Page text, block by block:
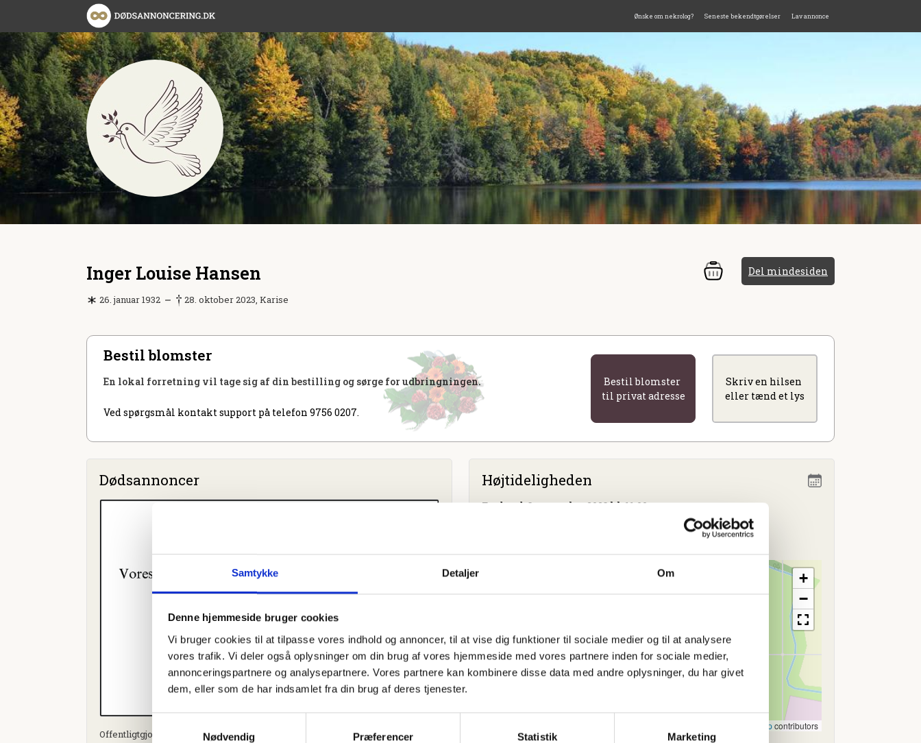
Samtykke Detaljer Om
Denne hjemmeside bruger cookies
Vi bruger cookies til at tilpasse vores indhold og annoncer, til at vise dig funktioner til sociale medier og til at analysere
vores trafik. Vi deler også oplysninger om din brug af vores hjemmeside med vores partnere inden for sociale medier,
annonceringspartnere og analysepartnere. Vores partnere kan kombinere disse data med andre oplysninger, du har givet
dem, eller som de har indsamlet fra din brug af deres tjenester.
Samtykkevalg
Nødvendig
Præferencer Statistik Marketing
Ønske om nekrolog? Seneste bekendtgørelser Lav annonce
Inger Louise Hansen Del mindesiden
26. januar 1932 28. oktober 2023, Karise
Bestil blomster
En lokal forretning vil tage sig af din bestilling og sørge for udbringningen.
Ved spørgsmål kontakt support på telefon 9756 0207.
Bestil blomster
til privat adresse
Skriv en hilsen
eller tænd et lys
Dødsannoncer
Offentligtgjort i Dagbladet Køge d. 1. november 2023
Højtideligheden
Fredagd. 3. november 2023 kl. 11.00
+
−
OpenStreetMapcontributors